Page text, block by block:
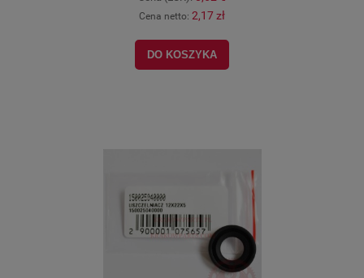
Cena netto: 2,17 zł
DO KOSZYKA